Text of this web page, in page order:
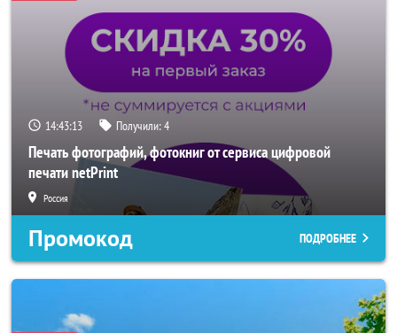
14:43:10 Получили:4
Печать фотографий, фотокниг от сервиса цифровой
печати netPrint
Россия
Промокод ПОДРОБНЕЕ